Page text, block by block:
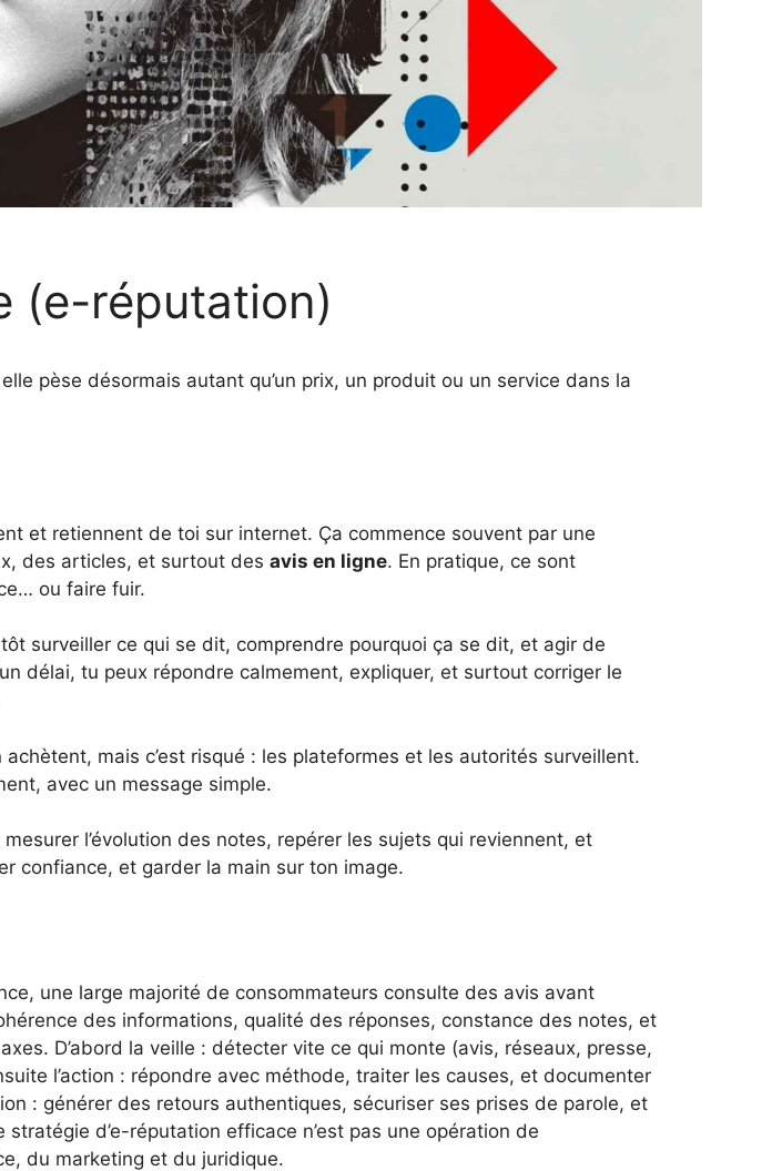
(e-réputation)
pèse désormais autant qu’un prix, un produit ou un service dans la
et retiennent de toi sur internet. Ça commence souvent par une
des articles, et surtout des avis en ligne. En pratique, ce sont
ou faire fuir.
surveiller ce qui se dit, comprendre pourquoi ça se dit, et agir de
délai, tu peux répondre calmement, expliquer, et surtout corriger le
mais c’est risqué : les plateformes et les autorités surveillent.
avec un message simple.
l’évolution des notes, repérer les sujets qui reviennent, et
confiance, et garder la main sur ton image.
une large majorité de consommateurs consulte des avis avant
des informations, qualité des réponses, constance des notes, et
D’abord la veille : détecter vite ce qui monte (avis, réseaux, presse,
l’action : répondre avec méthode, traiter les causes, et documenter
: générer des retours authentiques, sécuriser ses prises de parole, et
d’e-réputation efficace n’est pas une opération de
du marketing et du juridique.